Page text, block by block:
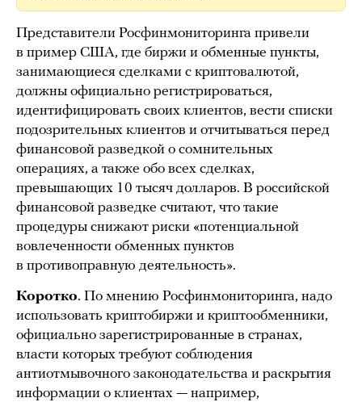
Представители Росфинмониторинга привели
в пример США, где биржи и обменные пункты,
занимающиеся сделками с криптовалютой,
должны официально регистрироваться,
идентифицировать своих клиентов, вести списки
подозрительных клиентов и отчитываться перед
финансовой разведкой о сомнительных
операциях, а также обо всех сделках,
превышающих 10 тысяч долларов. В российской
финансовой разведке считают, что такие
процедуры снижают риски «потенциальной
вовлеченности обменных пунктов
в противоправную деятельность».
Коротко. По мнению Росфинмониторинга, надо
использовать криптобиржи и криптообменники,
официально зарегистрированные в странах,
власти которых требуют соблюдения
антиотмывочного законодательства и раскрытия
информации о клиентах — например,